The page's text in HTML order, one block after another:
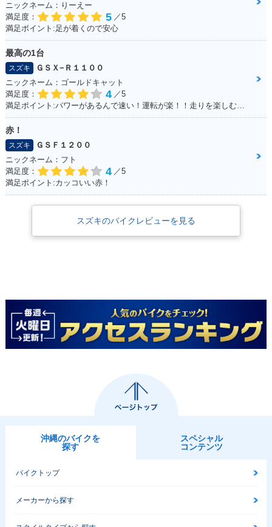
ニックネーム：りーえー
満足度：
5 ／5
満足ポイント:足が着くので安心
最高の1台
スズキ
ＧＳＸ−Ｒ１１００
ニックネーム：ゴールドキャット
満足度：
4 ／5
満足ポイント:パワーがあるんで速い！運転が楽！！走りを楽しむにはもってこいの1台！足回りかえるとかなり乗りやすくなります
赤！
スズキ
ＧＳＦ１２００
ニックネーム：フト
満足度：
4 ／5
満足ポイント:カッコいい赤！
スズキのバイクレビューを見る
沖縄のバイクを
探す
スペシャル
コンテンツ
バイクトップ
メーカーから探す